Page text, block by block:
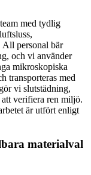
med tydlig
personal bär
och vi använder
mikroskopiska
transporteras med
vi slutstädning,
verifiera ren miljö.
är utfört enligt
materialval